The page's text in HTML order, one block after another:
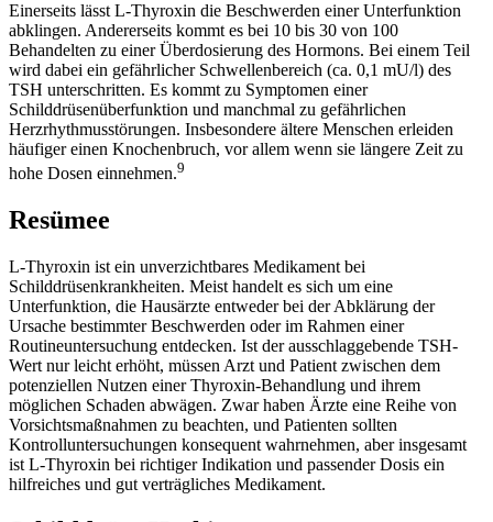
Einerseits lässt L-Thyroxin die Beschwerden einer Unterfunktion
abklingen. Andererseits kommt es bei 10 bis 30 von 100
Behandelten zu einer Überdosierung des Hormons. Bei einem Teil
wird dabei ein gefährlicher Schwellenbereich (ca. 0,1 mU/l) des
TSH unterschritten. Es kommt zu Symptomen einer
Schilddrüsenüberfunktion und manchmal zu gefährlichen
Herzrhythmusstörungen. Insbesondere ältere Menschen erleiden
häufiger einen Knochenbruch, vor allem wenn sie längere Zeit zu
hohe Dosen einnehmen.9
Resümee
L-Thyroxin ist ein unverzichtbares Medikament bei
Schilddrüsenkrankheiten. Meist handelt es sich um eine
Unterfunktion, die Hausärzte entweder bei der Abklärung der
Ursache bestimmter Beschwerden oder im Rahmen einer
Routineuntersuchung entdecken. Ist der ausschlaggebende TSH-
Wert nur leicht erhöht, müssen Arzt und Patient zwischen dem
potenziellen Nutzen einer Thyroxin-Behandlung und ihrem
möglichen Schaden abwägen. Zwar haben Ärzte eine Reihe von
Vorsichtsmaßnahmen zu beachten, und Patienten sollten
Kontrolluntersuchungen konsequent wahrnehmen, aber insgesamt
ist L-Thyroxin bei richtiger Indikation und passender Dosis ein
hilfreiches und gut verträgliches Medikament.